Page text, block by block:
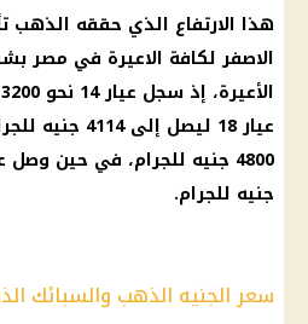
هذا الارتفاع الذي حققه الذهب
الاصفر لكافة الاعيرة في مصر
جنيه للجرام.
سعر الجنيه الذهب والسبائك